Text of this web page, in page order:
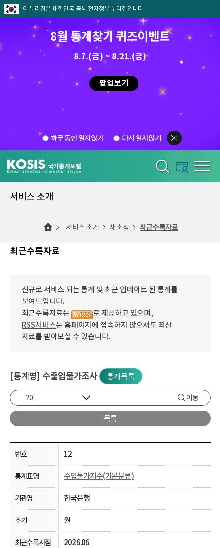
이 누리집은 대한민국 공식 전자정부 누리집입니다.
8월 통계찾기 퀴즈이벤트
8.7.(금) ~ 8.21.(금)
팝업보기
하루 동안 열지않기 다시 열지않기
서비스 소개
서비스 소개 새소식 최근수록자료
최근수록자료
신규로 서비스 되는 통계 및 최근 업데이트 된 통계를
보여드립니다.
최근수록자료는
로 제공하고 있으며,
RSS서비스는 홈페이지에 접속하지 않으셔도 최신
자료를 받아보실 수 있습니다.
[통계명] 수출입물가조사 통계목록
이동
목록
12
수입물가지수(기본분류)
한국은행
월
2026.06